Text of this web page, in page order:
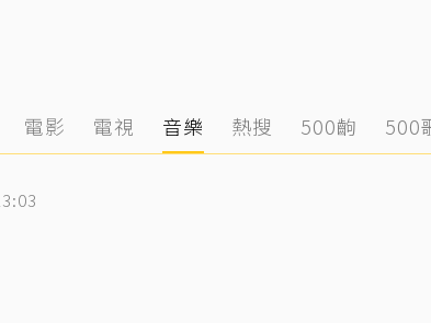
電影 電視 音樂 熱搜 500齣 500